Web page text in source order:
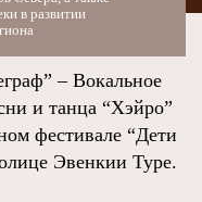
в развитии
– Вокальное
и танца “Хэйро”
фестивале “Дети
Эвенкии Туре.